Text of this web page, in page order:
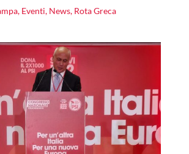
, Eventi, News, Rota Greca